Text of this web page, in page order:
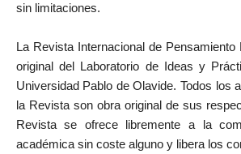
sin limitaciones.
La Revista Internacional de
original del Laboratorio de Ideas y
Universidad Pablo de Olavide. Todos los
la Revista son obra original de sus
Revista se ofrece libremente a la
académica sin coste alguno y libera los